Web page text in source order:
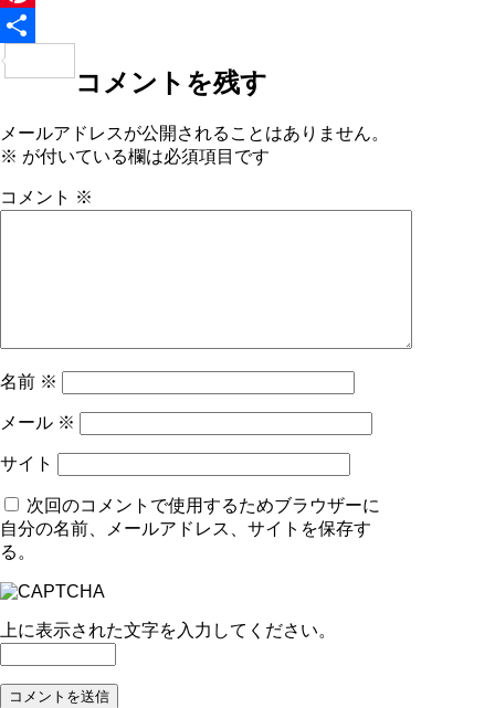
Pinterest
有
コメントを残す
メールアドレスが公開されることはありません。
※ が付いている欄は必須項目です
コメント ※
名前 ※
メール ※
サイト
次回のコメントで使用するためブラウザーに
自分の名前、メールアドレス、サイトを保存す
る。
上に表示された文字を入力してください。